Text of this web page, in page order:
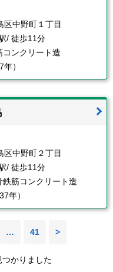
区中野町１丁目
/ 徒歩11分
コンクリート造
）
区中野町２丁目
/ 徒歩11分
筋コンクリート造
年）
… 41 >
かりました